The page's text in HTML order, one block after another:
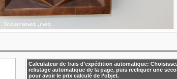
Calculateur de frais d'expédition automatique:
relistage automatique de la page, puis recliquer une
pour avoir le prix calculé de l’objet.